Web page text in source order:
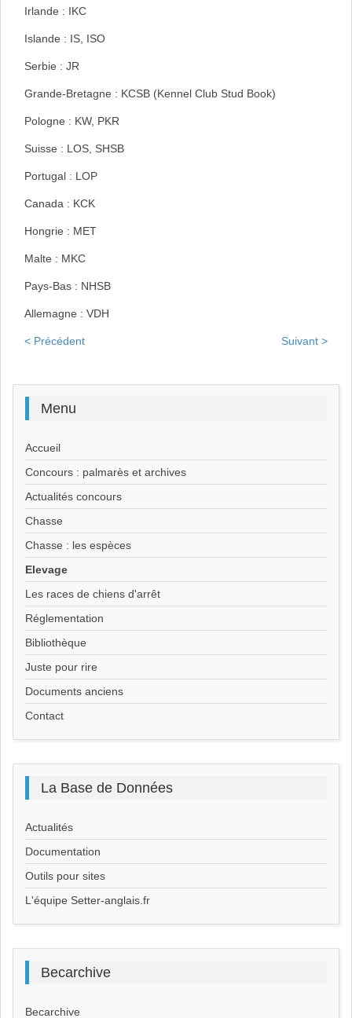
Irlande : IKC
Islande : IS, ISO
Serbie : JR
Grande-Bretagne : KCSB (Kennel Club Stud Book)
Pologne : KW, PKR
Suisse : LOS, SHSB
Portugal : LOP
Canada : KCK
Hongrie : MET
Malte : MKC
Pays-Bas : NHSB
Allemagne : VDH
< Précédent Suivant >
Menu
Accueil
Concours : palmarès et archives
Actualités concours
Chasse
Chasse : les espèces
Elevage
Les races de chiens d'arrêt
Réglementation
Bibliothèque
Juste pour rire
Documents anciens
Contact
La Base de Données
Actualités
Documentation
Outils pour sites
L'équipe Setter-anglais.fr
Becarchive
Becarchive